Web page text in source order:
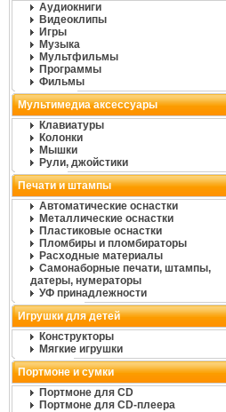
Аудиокниги
Видеоклипы
Игры
Музыка
Мультфильмы
Программы
Фильмы
Мультимедиа аксессуары
Клавиатуры
Колонки
Мышки
Рули, джойстики
Печати и штампы
Автоматические оснастки
Металлические оснастки
Пластиковые оснастки
Пломбиры и пломбираторы
Расходные материалы
Самонаборные печати, штампы,
датеры, нумераторы
УФ принадлежности
Игрушки для детей
Конструкторы
Мягкие игрушки
Портмоне и сумки
Портмоне для CD
Портмоне для CD-плеера